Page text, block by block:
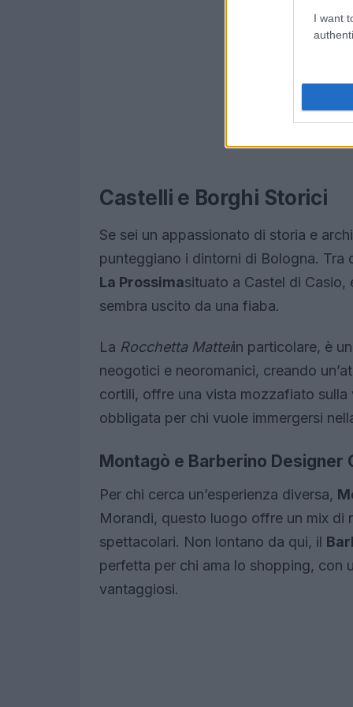
I want
Castelli e Borghi Storici
Se sei un appassionato di storia e
punteggiano i dintorni di Bologna. Tra
La Prossimasituato a Castel di Casio,
sembra uscito da una fiaba.
La Rocchetta Matteiin particolare, è
neogotici e neoromanici, creando
cortili, offre una vista mozzafiato
obbligata per chi vuole immergersi
Montagò e Barberino Designer
Per chi cerca un’esperienza diversa,
Morandi, questo luogo offre un mix di
spettacolari. Non lontano da qui, il
perfetta per chi ama lo shopping, con
vantaggiosi.